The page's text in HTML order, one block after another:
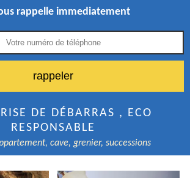
rappelle immediatement
DE DÉBARRAS , ECO
RESPONSABLE
cave, grenier, successions